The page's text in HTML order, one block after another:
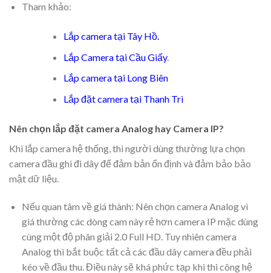
Tham khảo:
Lắp camera tại Tây Hồ.
Lắp Camera tại Cầu Giấy.
Lắp camera tại Long Biên
Lắp đặt camera tại Thanh Trì
Nên chọn lắp đặt camera Analog hay Camera IP?
Khi lắp camera hệ thống, thì người dùng thường lựa chọn
camera đầu ghi đi dây để đảm bản ổn định và đảm bảo bảo
mật dữ liệu.
Nếu quan tâm về giá thành: Nên chọn camera Analog vì
giá thường các dòng cam này rẻ hơn camera IP mặc dùng
cùng một độ phân giải 2.0 Full HD. Tuy nhiên camera
Analog thì bắt buộc tất cả các đầu dây camera đều phải
kéo về đầu thu. Điều này sẽ khá phức tạp khi thi công hệ